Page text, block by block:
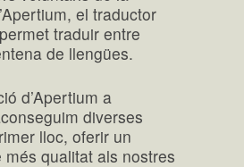
el traductor
traduir entre
de llengües.
d’Apertium a
diverses
lloc, oferir un
més qualitat als nostres